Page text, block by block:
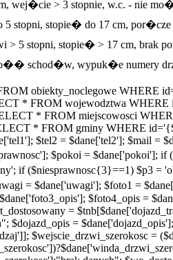
wej�cie > 3 stopnie, w.c. - nie
stopni, stopie� do 17 cm, por�cze
5 stopni, stopie� > 17 cm, brak
schod�w, wypuk�e numery
obiekty_noclegowe WHERE
* FROM wojewodztwa
* FROM miejscowosci
* FROM gminy WHERE
$tel2 = $dane['tel2']; $mail
$pokoi =
if ($niesprawnosc{3}==1) $p3
= $dane['uwagi']; $foto1 =
$foto4_opis =
=
$dojazd_opis =
$wejscie_drzwi_szerokosc =